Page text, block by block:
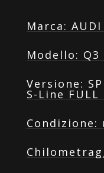
Marca: AUDI
Modello: Q3
Versione:
S-Line FULL
Condizione: